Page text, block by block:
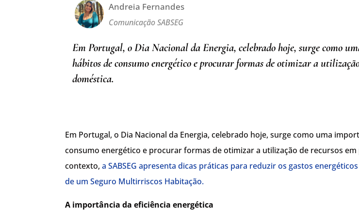
Andreia Fernandes
Comunicação SABSEG
Em Portugal, o Dia Nacional da Energia, celebrado hoje, surge como
hábitos de consumo energético e procurar formas de otimizar a
doméstica.
Em Portugal, o Dia Nacional da Energia, celebrado hoje, surge como uma
consumo energético e procurar formas de otimizar a utilização de recursos
contexto,a SABSEG apresenta dicas práticas para reduzir os gastos
de um Seguro Multirriscos Habitação.
A importância da eficiência energética